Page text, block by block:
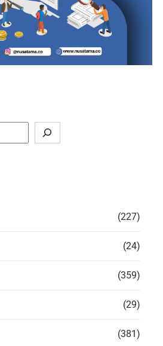
(227)
(24)
(359)
(29)
(381)